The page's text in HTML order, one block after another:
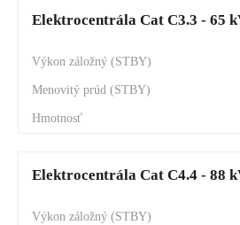
Elektrocentrála Cat C3.3 - 65
Elektrocentrála Cat C4.4 - 88